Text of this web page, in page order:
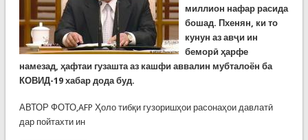
миллион нафар расида
бошад. Пхенян, ки то
кунун аз авҷи ин
беморӣ ҳарфе
намезад, ҳафтаи гузашта аз кашфи аввалин мубталоён ба
КОВИД-19 хабар дода буд.
АВТОР ФОТО,AFP Ҳоло тибқи гузоришҳои расонаҳои давлатӣ
дар пойтахти ин